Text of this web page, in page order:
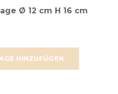
HINZUFÜGEN
Ø 12 cm H 16 cm